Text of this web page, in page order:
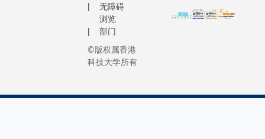
无障碍
浏览
部门
©版权属香港
科技大学所有